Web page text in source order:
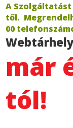
A Szolgáltatást
től.
00
már
tól!